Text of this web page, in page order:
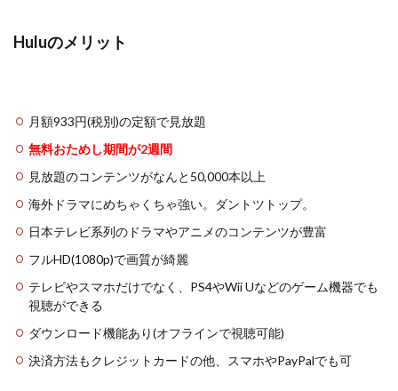
Huluのメリット
月額933円(税別)の定額で見放題
無料おためし期間が2週間
見放題のコンテンツがなんと50,000本以上
海外ドラマにめちゃくちゃ強い。ダントツトップ。
日本テレビ系列のドラマやアニメのコンテンツが豊富
フルHD(1080p)で画質が綺麗
テレビやスマホだけでなく、PS4やWii Uなどのゲーム機器でも
視聴ができる
ダウンロード機能あり(オフラインで視聴可能)
決済方法もクレジットカードの他、スマホやPayPalでも可